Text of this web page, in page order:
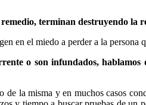
remedio, terminan destruyendo la
en el miedo a perder a la persona
o son infundados, hablamos
de la misma y en muchos casos